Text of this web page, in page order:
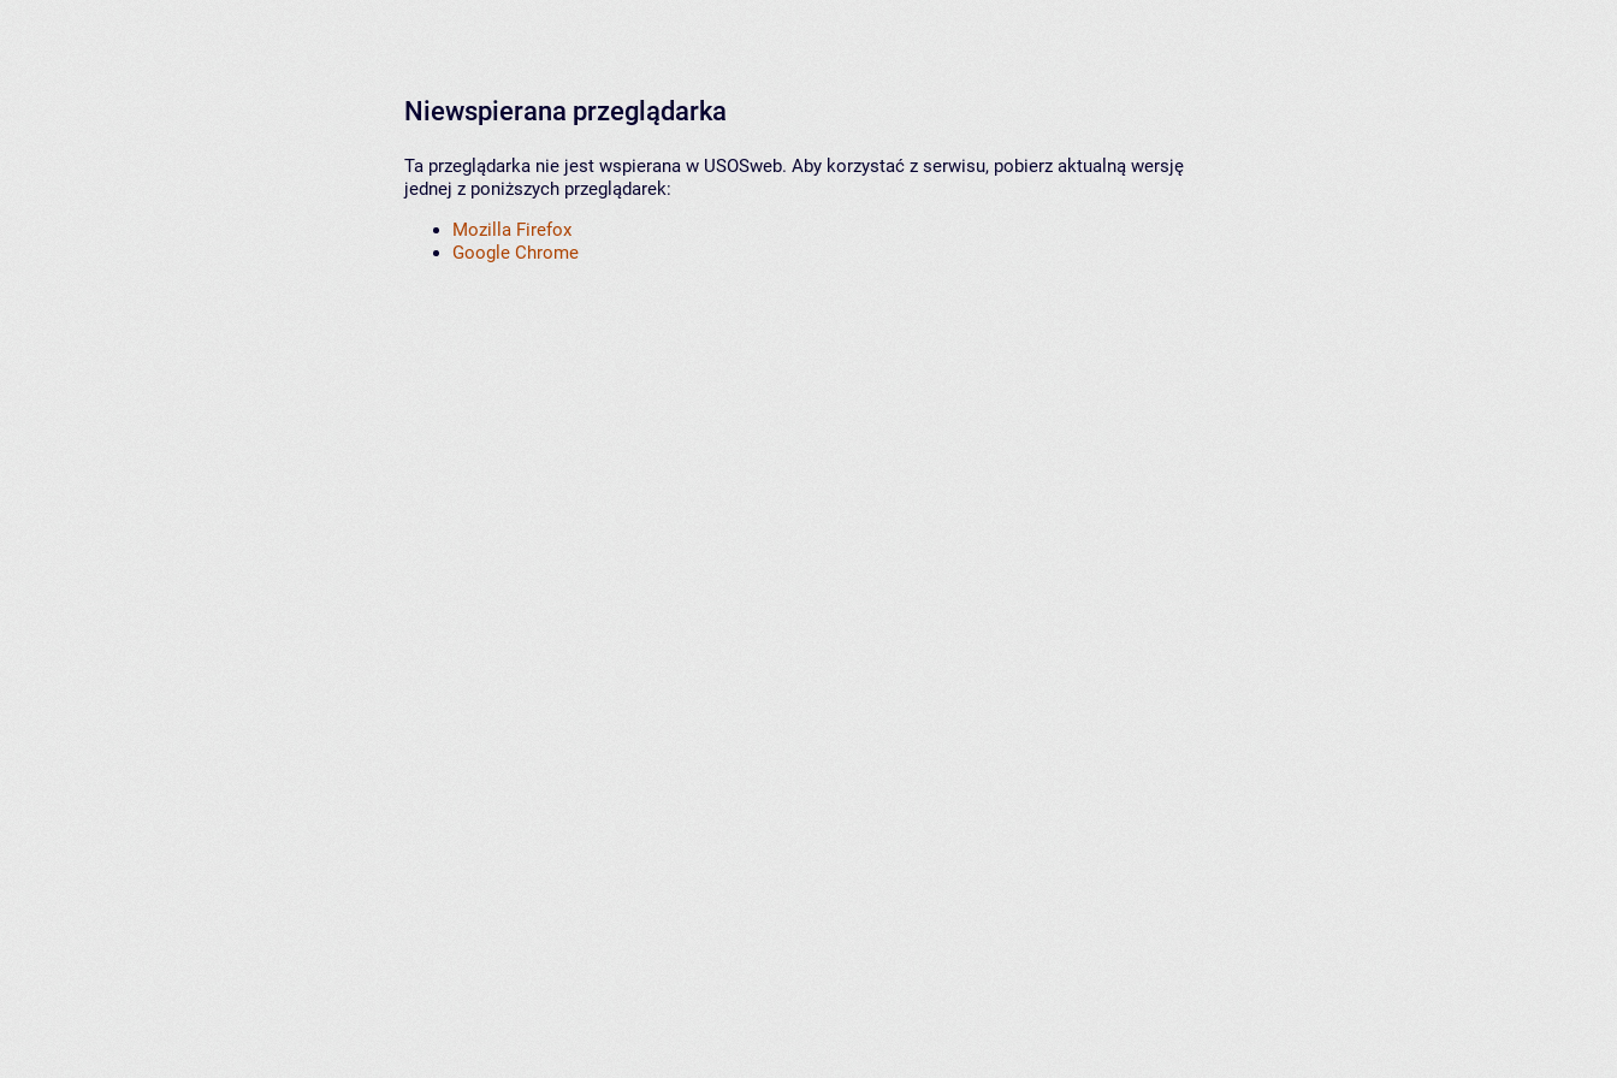
Niewspierana przeglądarka
Ta przeglądarka nie jest wspierana w USOSweb. Aby korzystać z serwisu, pobierz aktualną wersję
jednej z poniższych przeglądarek:
Mozilla Firefox
Google Chrome